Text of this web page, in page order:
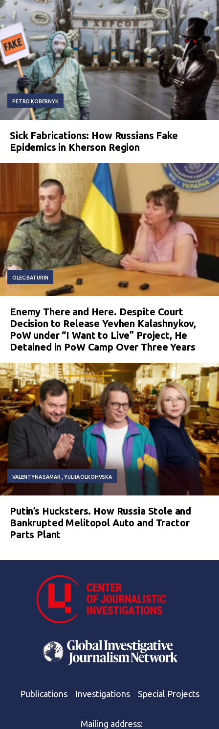
PETRO KOBERNYK
Sick Fabrications: How Russians Fake
Epidemics in Kherson Region
OLEG BATURIN
Enemy There and Here. Despite Court
Decision to Release Yevhen Kalashnykov,
PoW under “I Want to Live” Project, He
Detained in PoW Camp Over Three Years
VALENTYNA SAMAR YULIIA OLKOHVSKA
Putin’s Hucksters. How Russia Stole and
Bankrupted Melitopol Auto and Tractor
Parts Plant
Publications Investigations Special Projects
Mailing address: